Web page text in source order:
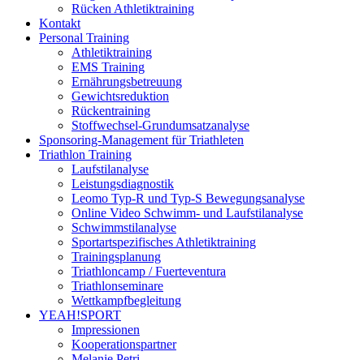
Rücken Athletiktraining
Kontakt
Personal Training
Athletiktraining
EMS Training
Ernährungsbetreuung
Gewichtsreduktion
Rückentraining
Stoffwechsel-Grundumsatzanalyse
Sponsoring-Management für Triathleten
Triathlon Training
Laufstilanalyse
Leistungsdiagnostik
Leomo Typ-R und Typ-S Bewegungsanalyse
Online Video Schwimm- und Laufstilanalyse
Schwimmstilanalyse
Sportartspezifisches Athletiktraining
Trainingsplanung
Triathloncamp / Fuerteventura
Triathlonseminare
Wettkampfbegleitung
YEAH!SPORT
Impressionen
Kooperationspartner